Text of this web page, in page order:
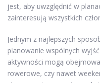
jest, aby uwzględnić w
zainteresują wszystkich
Jednym z najlepszych
planowanie wspólnych
aktywności mogą
rowerowe, czy nawet